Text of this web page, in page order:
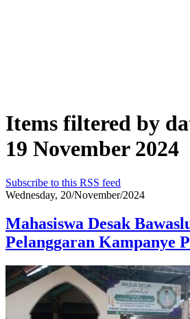
Items filtered by
19 November 2024
Subscribe to this RSS feed
Wednesday, 20/November/2024
Mahasiswa Desak
Pelanggaran Kampanye